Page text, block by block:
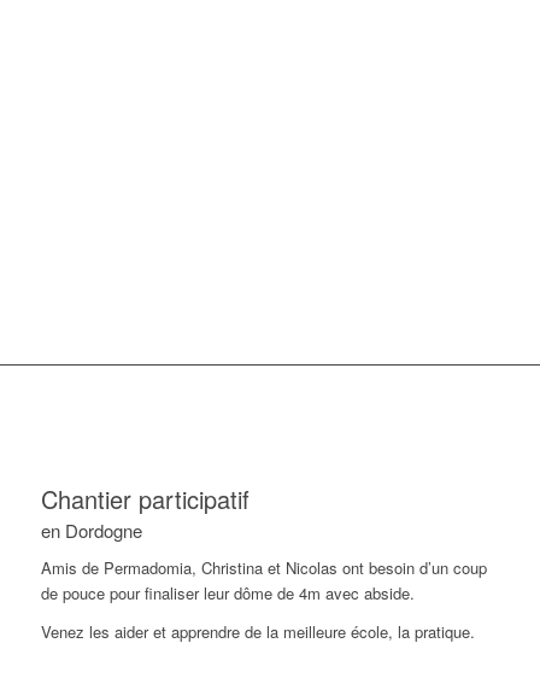
Chantier participatif
en Dordogne
Amis de Permadomia, Christina et Nicolas ont besoin d’un coup
de pouce pour finaliser leur dôme de 4m avec abside.
Venez les aider et apprendre de la meilleure école, la pratique.